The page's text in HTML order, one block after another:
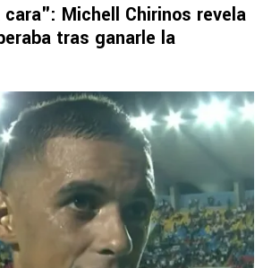
Michell Chirinos revela
tras ganarle la